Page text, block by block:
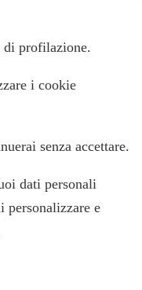
di profilazione.
i cookie
senza accettare.
dati personali
personalizzare e